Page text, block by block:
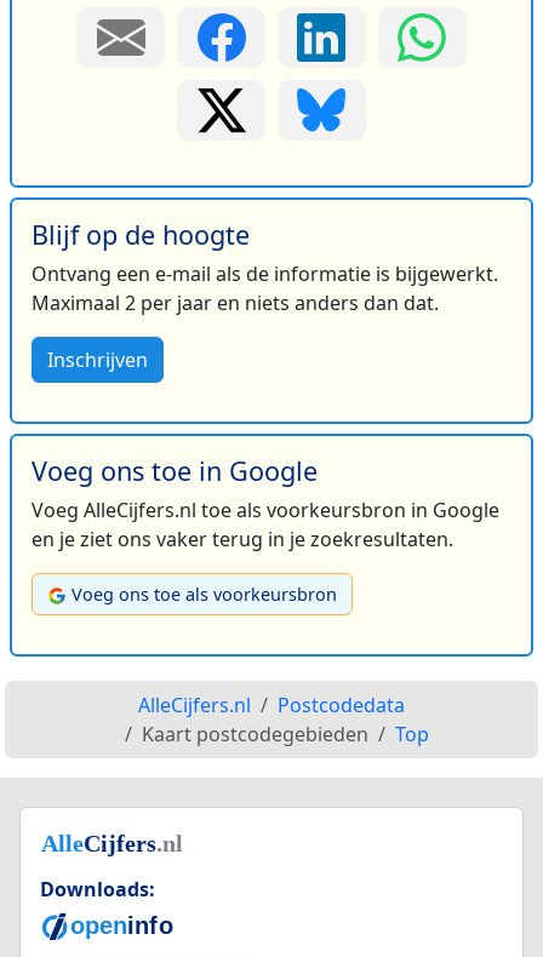
Blijf op de hoogte
Ontvang een e-mail als de informatie is bijgewerkt.
Maximaal 2 per jaar en niets anders dan dat.
Inschrijven
Voeg ons toe in Google
Voeg AlleCijfers.nl toe als voorkeursbron in Google
en je ziet ons vaker terug in je zoekresultaten.
Voeg ons toe als voorkeursbron
AlleCijfers.nl
Postcodedata
Kaart postcodegebieden
Top
Downloads: